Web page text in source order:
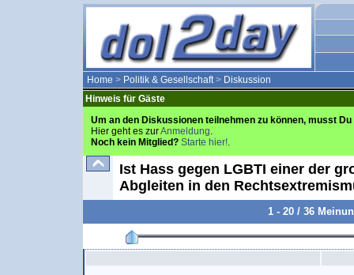
Home > Politik & Gesellschaft> Diskussion
Hinweis für Gäste
Um an den Diskussionen teilnehmen zu können, musst
Hier geht es zurAnmeldung.
Noch kein Mitglied? Starte hier!.
Ist Hass gegen LGBTI einer der
Abgleiten in den
1 - 20 / 36